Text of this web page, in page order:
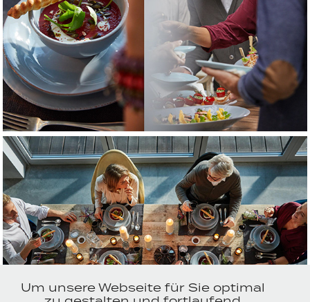
Um unsere Webseite für Sie optimal